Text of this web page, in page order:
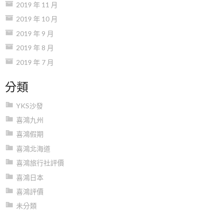
2019 年 11 月
2019 年 10 月
2019 年 9 月
2019 年 8 月
2019 年 7 月
分類
YKS沙發
喜鴻九州
喜鴻假期
喜鴻北海道
喜鴻旅行社評價
喜鴻日本
喜鴻評價
未分類